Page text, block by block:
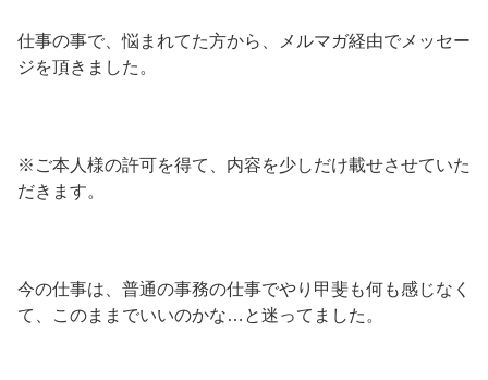
仕事の事で、悩まれてた方から、メルマガ経由でメッセー
ジを頂きました。
※ご本人様の許可を得て、内容を少しだけ載せさせていた
だきます。
今の仕事は、普通の事務の仕事でやり甲斐も何も感じなく
て、このままでいいのかな…と迷ってました。